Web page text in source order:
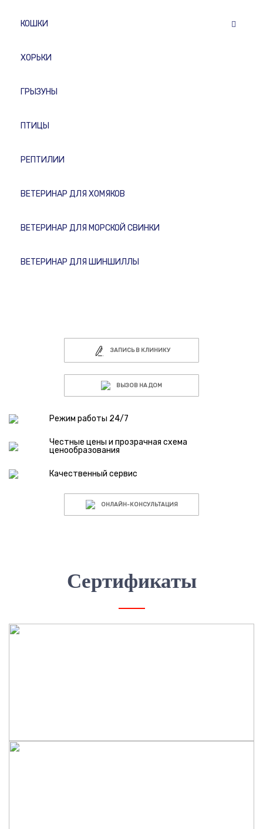
КОШКИ
ХОРЬКИ
ГРЫЗУНЫ
ПТИЦЫ
РЕПТИЛИИ
ВЕТЕРИНАР ДЛЯ ХОМЯКОВ
ВЕТЕРИНАР ДЛЯ МОРСКОЙ СВИНКИ
ВЕТЕРИНАР ДЛЯ ШИНШИЛЛЫ
ЗАПИСЬ В КЛИНИКУ
ВЫЗОВ НА ДОМ
Режим работы 24/7
Честные цены и прозрачная схема
ценообразования
Качественный сервис
ОНЛАЙН-КОНСУЛЬТАЦИЯ
Сертификаты